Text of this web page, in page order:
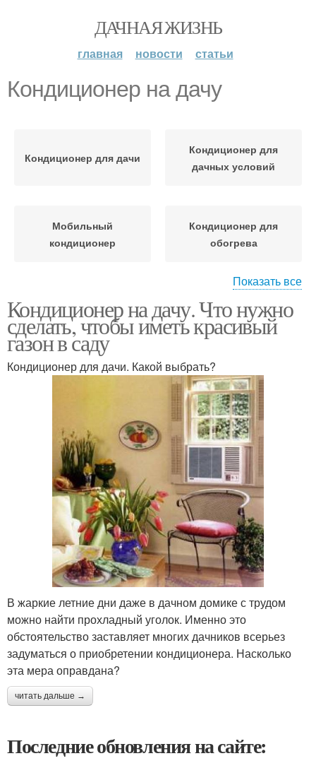
ДАЧНАЯ ЖИЗНЬ
главная новости статьи
Кондиционер на дачу
Кондиционер для дачи
Кондиционер для
дачных условий
Мобильный
кондиционер
Кондиционер для
обогрева
кондиционер
Показать все
Кондиционер на дачу. Что нужно
сделать, чтобы иметь красивый
газон в саду
Кондиционер для дачи. Какой выбрать?
В жаркие летние дни даже в дачном домике с трудом
можно найти прохладный уголок. Именно это
обстоятельство заставляет многих дачников всерьез
задуматься о приобретении кондиционера. Насколько
эта мера оправдана?
читать дальше →
Последние обновления на сайте: